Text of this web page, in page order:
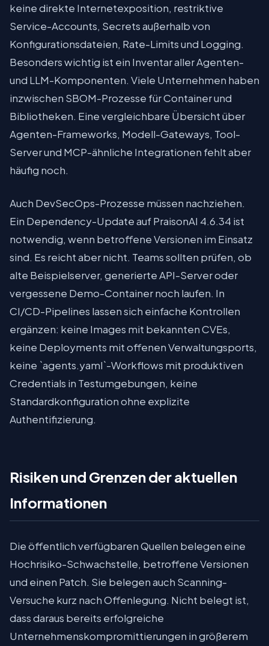
keine direkte Internetexposition, restriktive
Service-Accounts, Secrets außerhalb von
Konfigurationsdateien, Rate-Limits und Logging.
Besonders wichtig ist ein Inventar aller Agenten-
und LLM-Komponenten. Viele Unternehmen haben
inzwischen SBOM-Prozesse für Container und
Bibliotheken. Eine vergleichbare Übersicht über
Agenten-Frameworks, Modell-Gateways, Tool-
Server und MCP-ähnliche Integrationen fehlt aber
häufig noch.
Auch DevSecOps-Prozesse müssen nachziehen.
Ein Dependency-Update auf PraisonAI 4.6.34 ist
notwendig, wenn betroffene Versionen im Einsatz
sind. Es reicht aber nicht. Teams sollten prüfen, ob
alte Beispielserver, generierte API-Server oder
vergessene Demo-Container noch laufen. In
CI/CD-Pipelines lassen sich einfache Kontrollen
ergänzen: keine Images mit bekannten CVEs,
keine Deployments mit offenen Verwaltungsports,
keine `agents.yaml`-Workflows mit produktiven
Credentials in Testumgebungen, keine
Standardkonfiguration ohne explizite
Authentifizierung.
Risiken und Grenzen der aktuellen
Informationen
Die öffentlich verfügbaren Quellen belegen eine
Hochrisiko-Schwachstelle, betroffene Versionen
und einen Patch. Sie belegen auch Scanning-
Versuche kurz nach Offenlegung. Nicht belegt ist,
dass daraus bereits erfolgreiche
Unternehmenskompromittierungen in größerem